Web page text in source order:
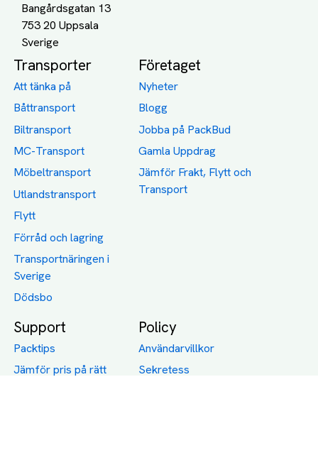
Bangårdsgatan 13
753 20 Uppsala
Transporter
Att tänka på
Båttransport
Biltransport
MC-Transport
Möbeltransport
Utlandstransport
Flytt
Förråd och lagring
Transportnäringen i
Sverige
Dödsbo
Företaget
Nyheter
Blogg
Jobba på PackBud
Gamla Uppdrag
Jämför Frakt, Flytt och
Transport
Support
Packtips
Jämför pris på rätt
Policy
Användarvillkor
Sekretess